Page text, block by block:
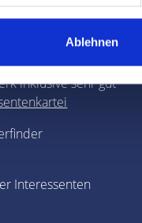
Ablehnen
auf allen relevanten
inklusive sehr gut
Interessenten